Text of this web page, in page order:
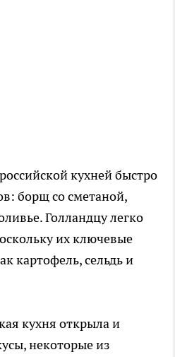
кухней быстро
борщ со сметаной,
Голландцу легко
их ключевые
картофель, сельдь и
кухня открыла и
некоторые из